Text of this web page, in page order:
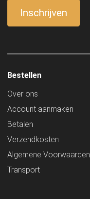
Bestellen
Over ons
Account aanmaken
Betalen
Verzendkosten
Algemene Voorwaarden
Transport